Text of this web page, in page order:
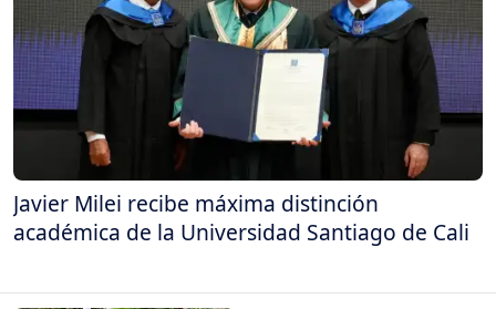
Javier Milei recibe máxima distinción
académica de la Universidad Santiago de Cali